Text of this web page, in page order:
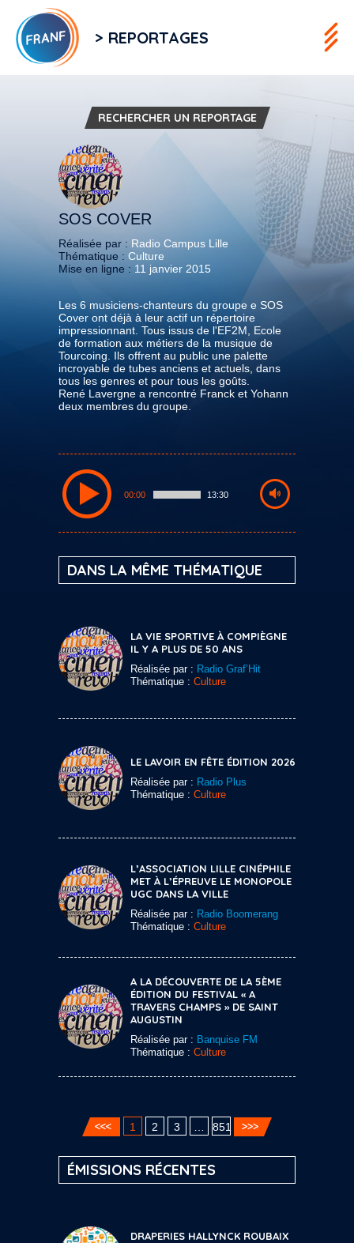
> REPORTAGES
RECHERCHER UN REPORTAGE
SOS COVER
Réalisée par : Radio Campus Lille
Thématique : Culture
Mise en ligne : 11 janvier 2015
Les 6 musiciens-chanteurs du groupe e SOS
Cover ont déjà à leur actif un répertoire
impressionnant. Tous issus de l'EF2M, Ecole
de formation aux métiers de la musique de
Tourcoing. Ils offrent au public une palette
incroyable de tubes anciens et actuels, dans
tous les genres et pour tous les goûts.
René Lavergne a rencontré Franck et Yohann
deux membres du groupe.
00:00 13:30
DANS LA MÊME THÉMATIQUE
LA VIE SPORTIVE À COMPIÈGNE
IL Y A PLUS DE 50 ANS
Réalisée par : Radio Graf’Hit
Thématique : Culture
LE LAVOIR EN FÊTE ÉDITION 2026
Réalisée par : Radio Plus
Thématique : Culture
L’ASSOCIATION LILLE CINÉPHILE
MET À L’ÉPREUVE LE MONOPOLE
UGC DANS LA VILLE
Réalisée par : Radio Boomerang
Thématique : Culture
A LA DÉCOUVERTE DE LA 5ÈME
ÉDITION DU FESTIVAL « A
TRAVERS CHAMPS » DE SAINT
AUGUSTIN
Réalisée par : Banquise FM
Thématique : Culture
1 2 3 851
ÉMISSIONS RÉCENTES
DRAPERIES HALLYNCK ROUBAIX